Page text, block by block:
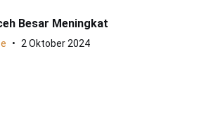
Besar Meningkat
2 Oktober 2024